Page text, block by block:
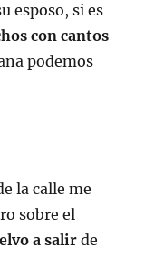
esposo, si es
con cantos
podemos
la calle me
sobre el
a salir de